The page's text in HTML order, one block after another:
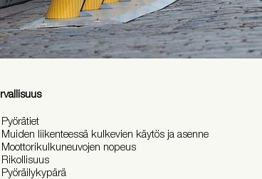
Pyörätiet
Muiden liikenteessä kulkevien käytös ja asenne
Moottorikulkuneuvojen nopeus
Rikollisuus
Pyöräilykypärä